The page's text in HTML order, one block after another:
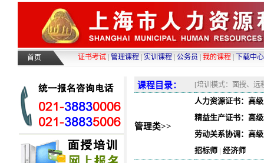
首页 证书考试 管理课程 实训课程 公务员 我的课程 下载中心
课程目录： [培训模式：面授、
管理类>>
人力资源证书：高
精益生产证书：高
劳动关系协调：高
招标师 | 经济师